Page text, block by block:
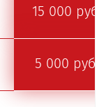
15 000 руб.
5 000 руб.